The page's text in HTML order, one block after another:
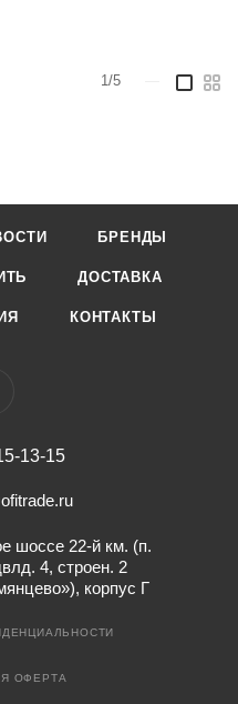
1/5
БРЕНДЫ
ДОСТАВКА
КОНТАКТЫ
13-15
шоссе 22-й км. (п.
4, строен. 2
корпус Г
ОФЕРТА